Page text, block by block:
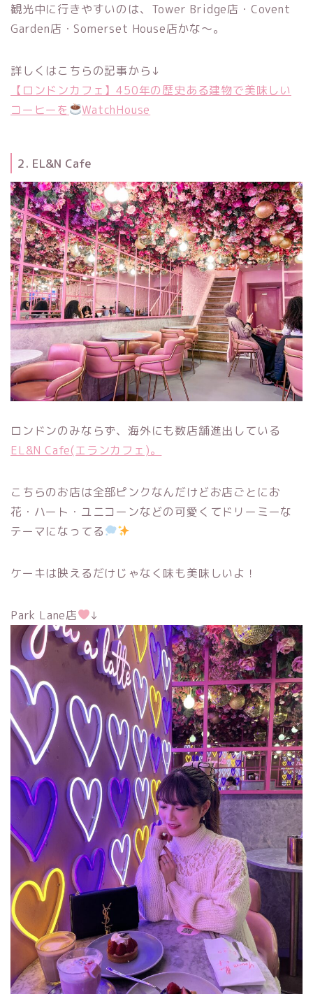
観光中に行きやすいのは、Tower Bridge店・Covent
Garden店・Somerset House店かな〜。
詳しくはこちらの記事から↓
【ロンドンカフェ】450年の歴史ある建物で美味しい
コーヒーを
WatchHouse
2. EL&N Cafe
ロンドンのみならず、海外にも数店舗進出している
EL&N Cafe(エランカフェ)。
こちらのお店は全部ピンクなんだけどお店ごとにお
花・ハート・ユニコーンなどの可愛くてドリーミーな
テーマになってる
ケーキは映えるだけじゃなく味も美味しいよ！
Park Lane店 ↓